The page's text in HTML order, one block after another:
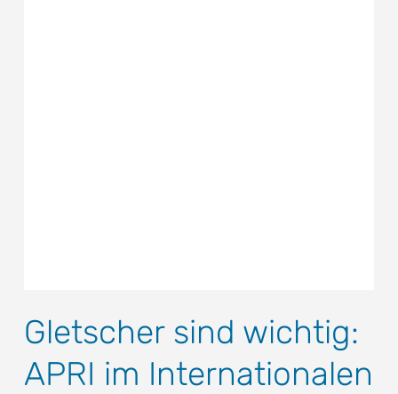
Gletscher sind wichtig:
APRI im Internationalen